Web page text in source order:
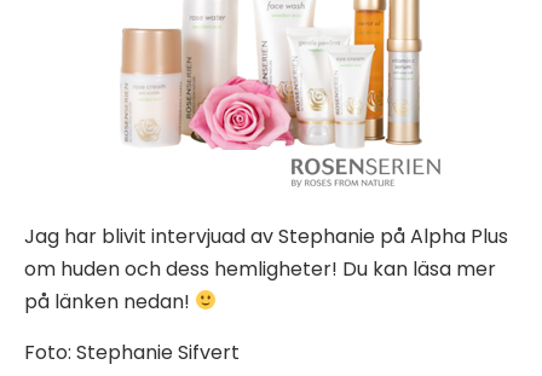
Jag har blivit intervjuad av Stephanie på Alpha Plus
om huden och dess hemligheter! Du kan läsa mer
på länken nedan!
Foto: Stephanie Sifvert